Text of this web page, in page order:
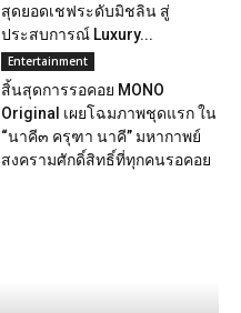
สุดยอดเชฟระดับมิชลิน สู่
ประสบการณ์ Luxury...
Entertainment
สิ้นสุดการรอคอย MONO
Original เผยโฉมภาพชุดแรก ใน
“นาคี๓ ครุฑา นาคี” มหากาพย์
สงครามศักดิ์สิทธิ์ที่ทุกคนรอคอย